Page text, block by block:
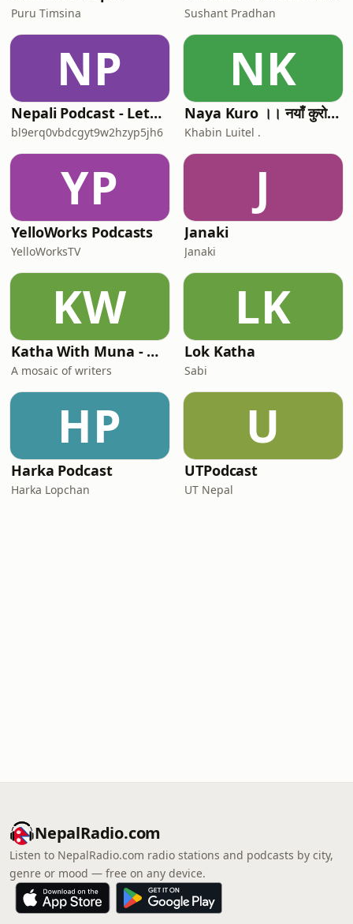
Puru Timsina Sushant Pradhan
NP
Nepali Podcast - LetsTalkMurder
bl9erq0vbdcgyt9w2hzyp5jh6
NK
Naya Kuro ।। नयाँ कुरो ।।
Khabin Luitel .
YP
YelloWorks Podcasts
YelloWorksTV
J
Janaki
Janaki
KW
Katha With Muna - Nepali stories
A mosaic of writers
LK
Lok Katha
Sabi
HP
Harka Podcast
Harka Lopchan
U
UTPodcast
UT Nepal
NepalRadio.com
Listen to NepalRadio.com radio stations and podcasts by city,
genre or mood — free on any device.